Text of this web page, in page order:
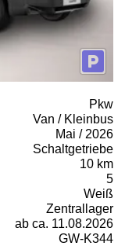
Pkw
Van / Kleinbus
Mai / 2026
Schaltgetriebe
10 km
5
Weiß
Zentrallager
ab ca. 11.08.2026
GW-K344